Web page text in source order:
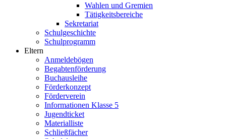
Wahlen und Gremien
Tätigkeitsbereiche
Sekretariat
Schulgeschichte
Schulprogramm
Eltern
Anmeldebögen
Begabtenförderung
Buchausleihe
Förderkonzept
Förderverein
Informationen Klasse 5
Jugendticket
Materialliste
Schließfächer